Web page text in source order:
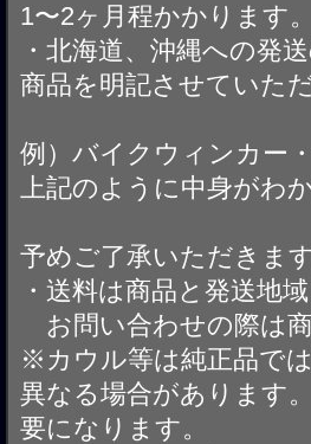
1〜2ヶ月程かかります
・北海道、沖縄への発
商品を明記させていた
例）バイクウィンカー
上記のように中身がわ
予めご了承いただきま
・送料は商品と発送地
お問い合わせの際は
※カウル等は純正品で
異なる場合があります
要になります。